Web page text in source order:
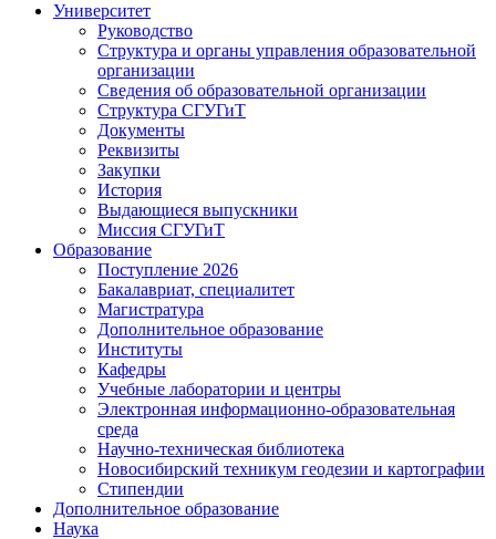
Университет
Руководство
Структура и органы управления образовательной
организации
Сведения об образовательной организации
Структура СГУГиТ
Документы
Реквизиты
Закупки
История
Выдающиеся выпускники
Миссия СГУГиТ
Образование
Поступление 2026
Бакалавриат, специалитет
Магистратура
Дополнительное образование
Институты
Кафедры
Учебные лаборатории и центры
Электронная информационно-образовательная
среда
Научно-техническая библиотека
Новосибирский техникум геодезии и картографии
Стипендии
Дополнительное образование
Наука